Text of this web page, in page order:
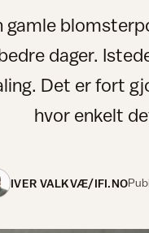
gamle
dager.
Det er fort
hvor enkelt
IVER VALKVÆ/IFI.NO